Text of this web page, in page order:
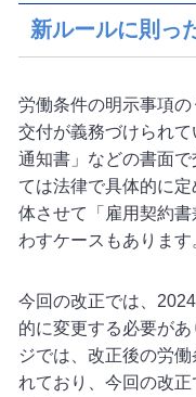
新ルールに則っ
労働条件の明示事項
交付が義務づけられ
通知書」などの書面
ては法律で具体的に
体させて「雇用契約
わすケースもあります
今回の改正では、
的に変更する必要が
ジでは、改正後の労
れており、今回の改